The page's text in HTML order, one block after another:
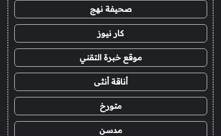
صحيفة نهج
كار نيوز
موقع خبرة التقني
أناقة أنثى
متورخ
مدسن